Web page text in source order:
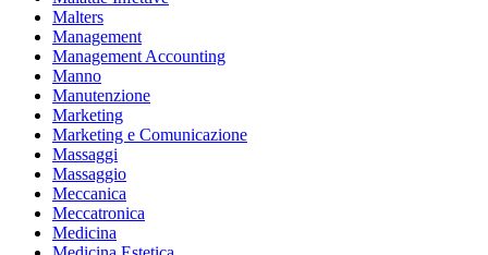
Malters
Management
Management Accounting
Manno
Manutenzione
Marketing
Marketing e Comunicazione
Massaggi
Massaggio
Meccanica
Meccatronica
Medicina